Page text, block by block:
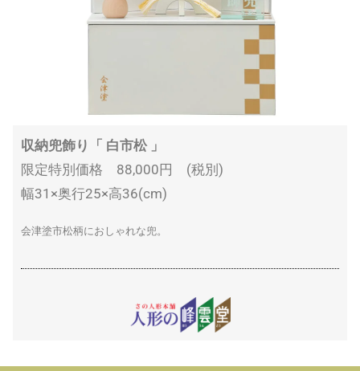
収納兜飾り「 白市松 」
限定特別価格 88,000円 (税別)
幅31×奥行25×高36(cm)
会津塗市松柄におしゃれな兜。